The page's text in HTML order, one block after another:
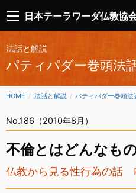
日本テーラワーダ仏教協
法話と解説
パティパダー巻頭法
HOME 法話と解説 パティパダー巻頭法
No.186（2010年8月）
不倫とはどんなも
仏教から見る性行為の話